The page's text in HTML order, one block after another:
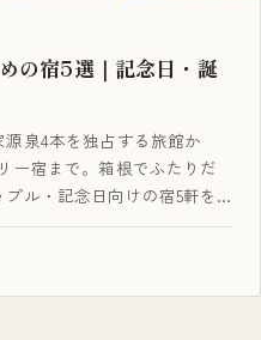
の宿5選｜記念日・誕
泉4本を独占する旅館か
ー宿まで。箱根でふたりだ
ル・記念日向けの宿5軒を